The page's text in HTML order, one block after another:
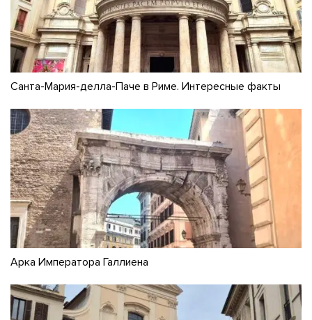
Санта-Мария-делла-Паче в Риме. Интересные факты
Арка Императора Галлиена